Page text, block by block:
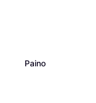
Paino